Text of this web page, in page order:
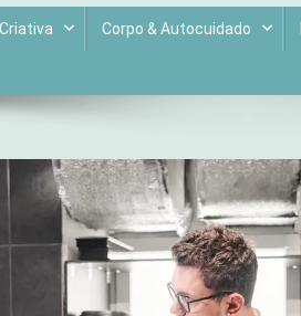
Corpo & Autocuidado